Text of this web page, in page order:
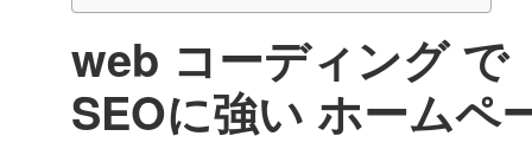
web コーディング で
SEOに強い ホームペ